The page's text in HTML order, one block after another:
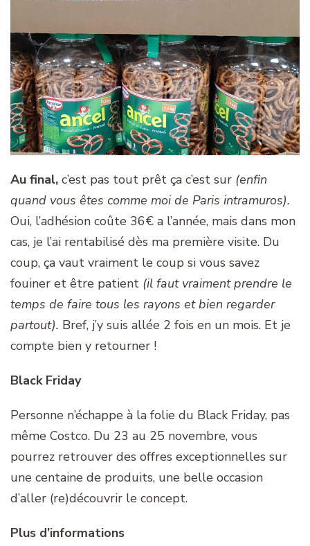
Au final, c’est pas tout prêt ça c’est sur (enfin
quand vous êtes comme moi de Paris intramuros).
Oui, l’adhésion coûte 36€ a l’année, mais dans mon
cas, je l’ai rentabilisé dès ma première visite. Du
coup, ça vaut vraiment le coup si vous savez
fouiner et être patient (il faut vraiment prendre le
temps de faire tous les rayons et bien regarder
partout). Bref, j’y suis allée 2 fois en un mois. Et je
compte bien y retourner !
Black Friday
Personne n’échappe à la folie du Black Friday, pas
même Costco. Du 23 au 25 novembre, vous
pourrez retrouver des offres exceptionnelles sur
une centaine de produits, une belle occasion
d’aller (re)découvrir le concept.
Plus d’informations